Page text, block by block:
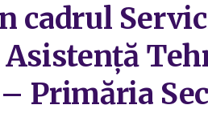
cadrul
Primăria